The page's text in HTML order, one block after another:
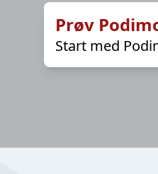
Prøv
Start med